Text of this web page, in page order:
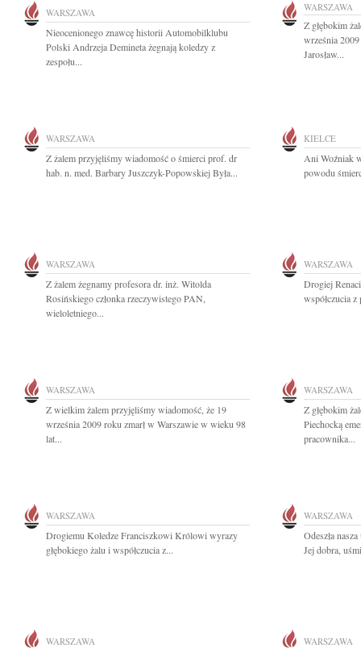
WARSZAWA
Nieocenionego znawcę historii Automobilklubu
Polski Andrzeja Demineta żegnają koledzy z
zespołu...
WARSZAWA
Z głębokim
września
Jarosław...
WARSZAWA
Z żalem przyjęliśmy wiadomość o śmierci prof. dr
hab. n. med. Barbary Juszczyk-Popowskiej Była...
KIELCE
Ani Woźniak
powodu
WARSZAWA
Z żalem żegnamy profesora dr. inż. Witolda
Rosińskiego członka rzeczywistego PAN,
wieloletniego...
WARSZAWA
Drogiej
współczucia
WARSZAWA
Z wielkim żalem przyjęliśmy wiadomość, że 19
września 2009 roku zmarł w Warszawie w wieku 98
lat...
WARSZAWA
Z głębokim
Piechocką
pracownika...
WARSZAWA
Drogiemu Koledze Franciszkowi Królowi wyrazy
głębokiego żalu i współczucia z...
WARSZAWA
Odeszła
Jej dobra,
WARSZAWA WARSZAWA